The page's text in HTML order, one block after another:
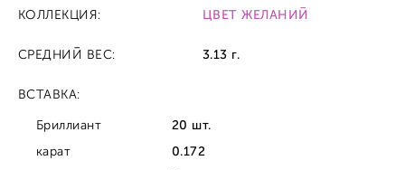
КОЛЛЕКЦИЯ: ЦВЕТ ЖЕЛАНИЙ
СРЕДНИЙ ВЕС: 3.13 г.
ВСТАВКА:
Бриллиант
20 шт.
карат
0.172